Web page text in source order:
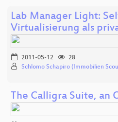
Lab Manager Light:
Virtualisierung als
2011-05-12
28
Schlomo Schapiro (Immobilien
The Calligra Suite, an